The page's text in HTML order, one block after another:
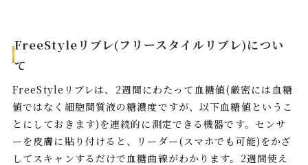
FreeStyleリブレ(フリースタイルリブレ)につい
て
FreeStyleリブレは、2週間にわたって血糖値(厳密には血糖
値ではなく細胞間質液の糖濃度ですが、以下血糖値というこ
とにしておきます)を連続的に測定できる機器です。センサ
ーを皮膚に貼り付けると、リーダー(スマホでも可能)をかざ
してスキャンするだけで血糖曲線がわかります。2週間使え